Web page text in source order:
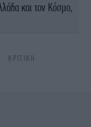
και τον Κόσμο,
ΚΡΙΤΙΚΉ